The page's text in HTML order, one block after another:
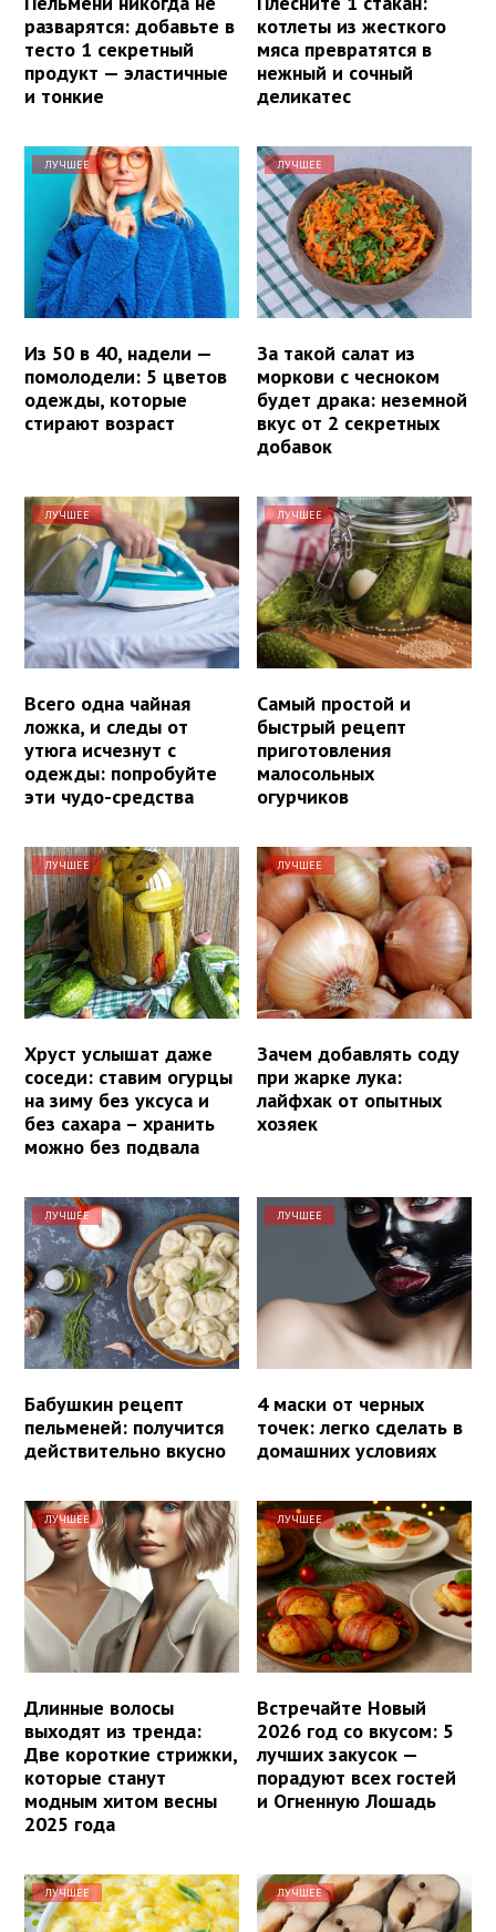
разварятся: добавьте в
тесто 1 секретный
продукт — эластичные
и тонкие
котлеты из жесткого
мяса превратятся в
нежный и сочный
деликатес
ЛУЧШЕЕ
Из 50 в 40, надели —
помолодели: 5 цветов
одежды, которые
стирают возраст
ЛУЧШЕЕ
За такой салат из
моркови с чесноком
будет драка: неземной
вкус от 2 секретных
добавок
ЛУЧШЕЕ
Всего одна чайная
ложка, и следы от
утюга исчезнут с
одежды: попробуйте
эти чудо-средства
ЛУЧШЕЕ
Самый простой и
быстрый рецепт
приготовления
малосольных
огурчиков
ЛУЧШЕЕ
Хруст услышат даже
соседи: ставим огурцы
на зиму без уксуса и
без сахара – хранить
можно без подвала
ЛУЧШЕЕ
Зачем добавлять соду
при жарке лука:
лайфхак от опытных
хозяек
ЛУЧШЕЕ
Бабушкин рецепт
пельменей: получится
действительно вкусно
ЛУЧШЕЕ
4 маски от черных
точек: легко сделать в
домашних условиях
ЛУЧШЕЕ
Длинные волосы
выходят из тренда:
Две короткие стрижки,
которые станут
модным хитом весны
2025 года
ЛУЧШЕЕ
Встречайте Новый
2026 год со вкусом: 5
лучших закусок —
порадуют всех гостей
и Огненную Лошадь
ЛУЧШЕЕ ЛУЧШЕЕ